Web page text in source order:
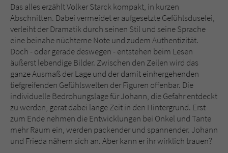
Das alles erzählt Volker Starck kompakt, in kurzen
Abschnitten. Dabei vermeidet er aufgesetzte Gefühlsduselei,
verleiht der Dramatik durch seinen Stil und seine Sprache
eine beinahe nüchterne Note und zudem Authentizität.
Doch - oder gerade deswegen - entstehen beim Lesen
äußerst lebendige Bilder. Zwischen den Zeilen wird das
ganze Ausmaß der Lage und der damit einhergehenden
tiefgreifenden Gefühlswelten der Figuren offenbar. Die
individuelle Bedrohungslage für Johann, die Gefahr entdeckt
zu werden, gerät dabei lange Zeit in den Hintergrund. Erst
zum Ende nehmen die Entwicklungen bei Onkel und Tante
mehr Raum ein, werden packender und spannender. Johann
und Frieda nähern sich an. Aber kann er ihr wirklich trauen?